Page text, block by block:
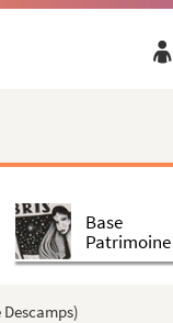
Base
Patrimoine